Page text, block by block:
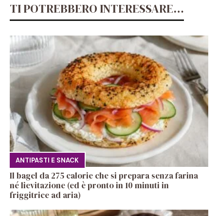
TI POTREBBERO INTERESSARE…
ANTIPASTI E SNACK
Il bagel da 275 calorie che si prepara senza farina
né lievitazione (ed è pronto in 10 minuti in
friggitrice ad aria)